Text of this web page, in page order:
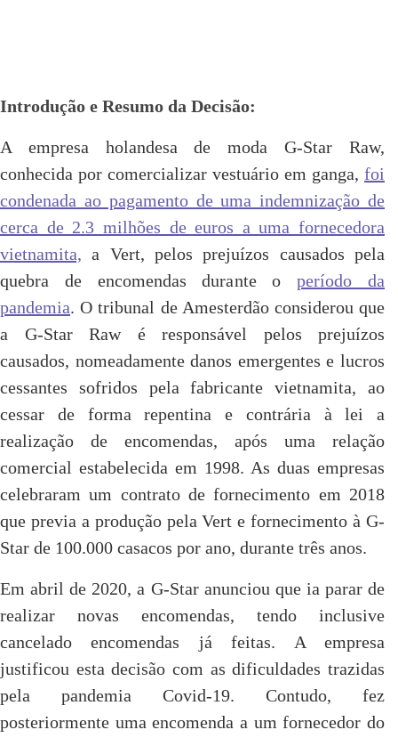
Introdução e Resumo da Decisão:
A empresa holandesa de moda G-Star Raw,
conhecida por comercializar vestuário em ganga, foi
condenada ao pagamento de uma indemnização de
cerca de 2.3 milhões de euros a uma fornecedora
vietnamita, a Vert, pelos prejuízos causados pela
quebra de encomendas durante operíodo da
pandemia. O tribunal de Amesterdão considerou que
a G-Star Raw é responsável pelos prejuízos
causados, nomeadamente danos emergentes e lucros
cessantes sofridos pela fabricante vietnamita, ao
cessar de forma repentina e contrária à lei a
realização de encomendas, após uma relação
comercial estabelecida em 1998. As duas empresas
celebraram um contrato de fornecimento em 2018
que previa a produção pela Vert e fornecimento à G-
Star de 100.000 casacos por ano, durante três anos.
Em abril de 2020, a G-Star anunciou que ia parar de
realizar novas encomendas, tendo inclusive
cancelado encomendas já feitas. A empresa
justificou esta decisão com as dificuldades trazidas
pela pandemia Covid-19. Contudo, fez
posteriormente uma encomenda a um fornecedor do